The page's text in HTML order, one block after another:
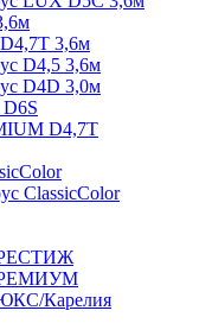
3,6м
D4,5 3,6м
D4D 3,0м
D4,7T
ClassicColor
Карелия